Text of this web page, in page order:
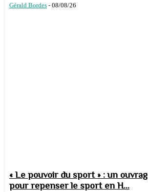
Gérald Bordes - 08/08/26
« Le pouvoir du sport » : un
pour repenser le sport en H...